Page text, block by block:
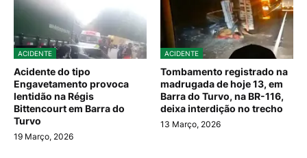
ACIDENTE
Acidente do tipo
Engavetamento provoca
lentidão na Régis
Bittencourt em Barra do
Turvo
19 Março, 2026
ACIDENTE
Tombamento registrado na
madrugada de hoje 13, em
Barra do Turvo, na BR-116,
deixa interdição no trecho
13 Março, 2026